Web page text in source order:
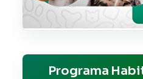
Programa